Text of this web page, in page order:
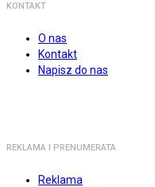
KONTAKT
O nas
Kontakt
Napisz do nas
REKLAMA I PRENUMERATA
Reklama